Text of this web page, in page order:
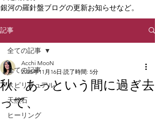
銀河の羅針盤ブログの更新お知らせなど。
記事
全ての記事
スピリチュアル
天然石
ヒーリング
全ての記事
秋、あっという間に過ぎ去
って、
Acchi MooN
2025年11月16日 読了時間: 5分